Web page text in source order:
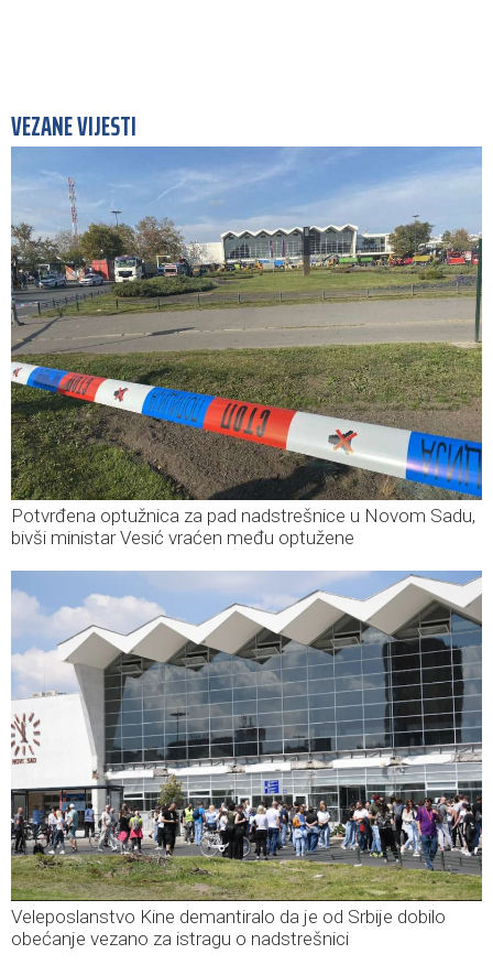
VEZANE VIJESTI
Potvrđena optužnica za pad nadstrešnice u Novom Sadu,
bivši ministar Vesić vraćen među optužene
Veleposlanstvo Kine demantiralo da je od Srbije dobilo
obećanje vezano za istragu o nadstrešnici